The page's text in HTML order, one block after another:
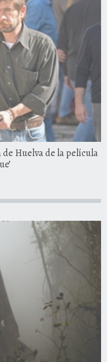
Huelva de la película